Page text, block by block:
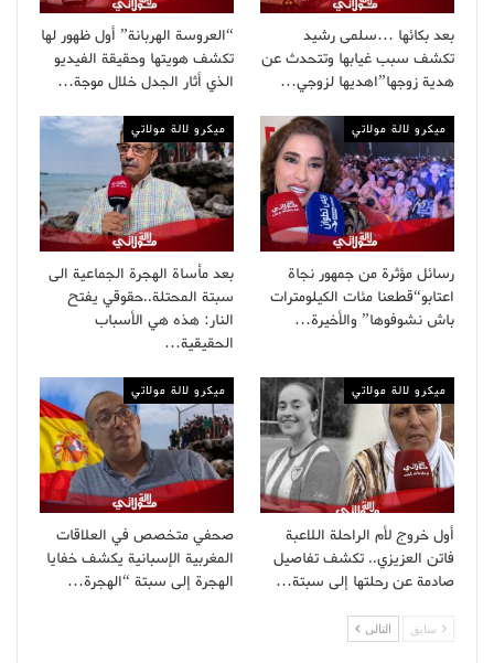
بعد بكائها …سلمى رشيد
تكشف سبب غيابها وتتحدث عن
هدية زوجها”اهديها لزوجي…
“العروسة الهربانة” أول ظهور لها
تكشف هويتها وحقيقة الفيديو
الذي أثار الجدل خلال موجة…
ميكرو لالة مولاتي
رسائل مؤثرة من جمهور نجاة
اعتابو“قطعنا مئات الكيلومترات
باش نشوفوها” والأخيرة…
ميكرو لالة مولاتي
بعد مأساة الهجرة الجماعية الى
سبتة المحتلة..حقوقي يفتح
النار: هذه هي الأسباب
الحقيقية…
ميكرو لالة مولاتي
أول خروج لأم الراحلة اللاعبة
فاتن العزيزي.. تكشف تفاصيل
صادمة عن رحلتها إلى سبتة…
ميكرو لالة مولاتي
صحفي متخصص في العلاقات
المغربية الإسبانية يكشف خفايا
الهجرة إلى سبتة “الهجرة…
سابق التالى